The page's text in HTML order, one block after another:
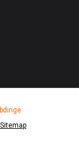
Sitemap